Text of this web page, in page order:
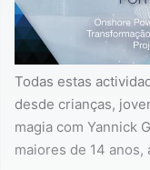
Todas estas
desde crianças,
magia com Yannick
maiores de 14